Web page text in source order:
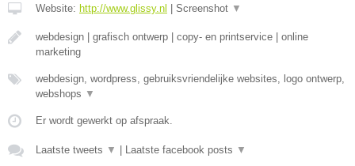
Website: http://www.glissy.nl Screenshot ▼
webdesign | grafisch ontwerp | copy- en printservice | online
marketing
webdesign, wordpress, gebruiksvriendelijke websites, logo ontwerp,
webshops ▼
Er wordt gewerkt op afspraak.
Laatste tweets ▼ Laatste facebook posts ▼